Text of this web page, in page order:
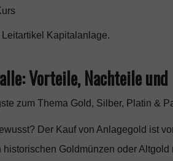
Kapitalanlage.
Vorteile, Nachteile
zum Thema Gold, Silber, Platin &
Der Kauf von Anlagegold ist
historischen Goldmünzen oder